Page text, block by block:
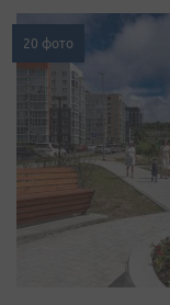
20 фото